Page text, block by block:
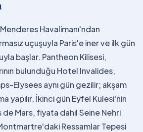
Havalimanı'ndan
uçuşuyla Paris'e iner ve ilk gün
başlar. Pantheon Kilisesi,
bulunduğu Hotel Invalides,
Elysees aynı gün gezilir; akşam
yapılır. İkinci gün Eyfel Kulesi'nin
Mars, fiyata dahil Seine Nehri
Ressamlar Tepesi